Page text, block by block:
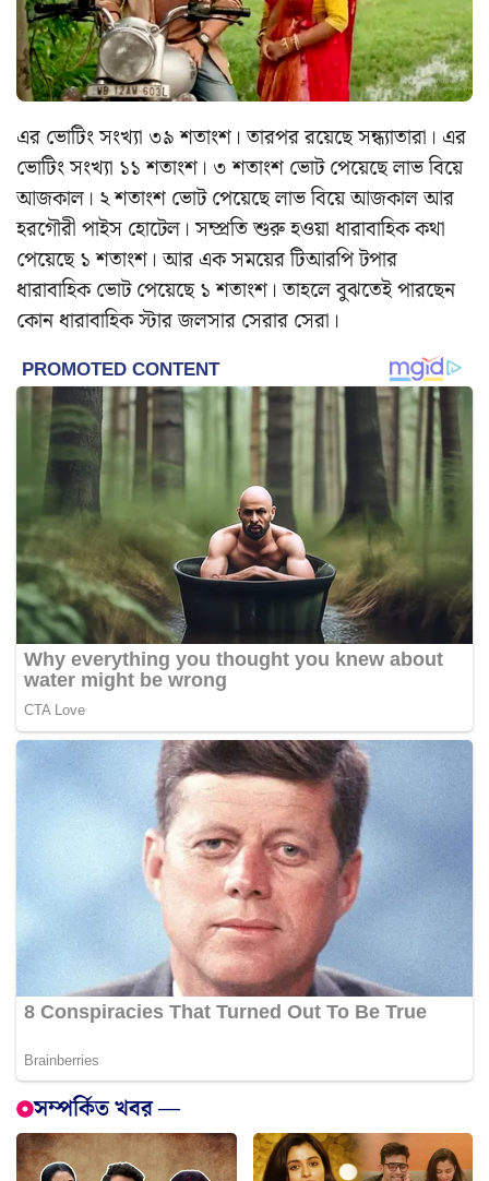
এর ভোটিং সংখ্যা ৩৯ শতাংশ। তারপর রয়েছে সন্ধ্যাতারা। এর
ভোটিং সংখ্যা ১১ শতাংশ। ৩ শতাংশ ভোট পেয়েছে লাভ বিয়ে
আজকাল। ২ শতাংশ ভোট পেয়েছে লাভ বিয়ে আজকাল আর
হরগৌরী পাইস হোটেল। সম্প্রতি শুরু হওয়া ধারাবাহিক কথা
পেয়েছে ১ শতাংশ। আর এক সময়ের টিআরপি টপার
ধারাবাহিক ভোট পেয়েছে ১ শতাংশ। তাহলে বুঝতেই পারছেন
কোন ধারাবাহিক স্টার জলসার সেরার সেরা।
সম্পর্কিত খবর —